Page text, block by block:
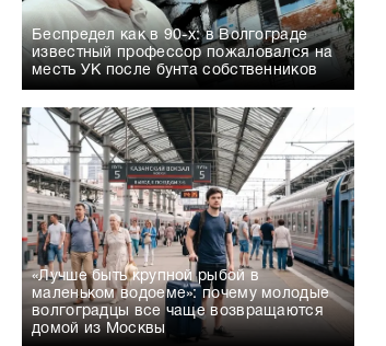
Беспредел как в 90-х: в Волгограде
известный профессор пожаловался на
месть УК после бунта собственников
«Лучше быть крупной рыбой в
маленьком водоеме»: почему молодые
волгоградцы все чаще возвращаются
домой из Москвы